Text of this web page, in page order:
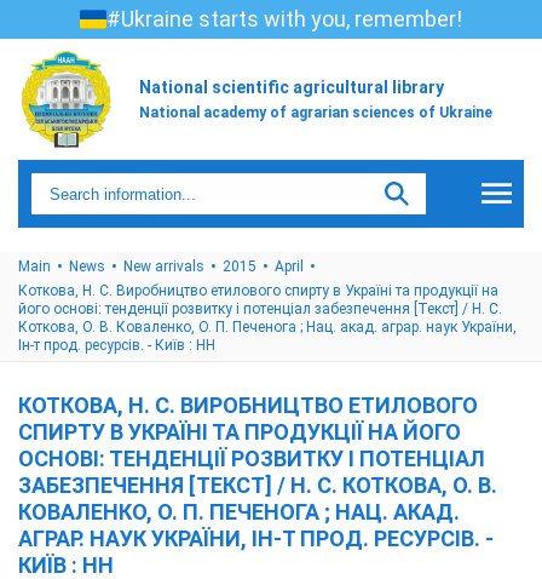
#Ukraine starts with you, remember!
National scientific agricultural library
National academy of agrarian sciences of Ukraine
Main News New arrivals 2015
April
Коткова, Н. С. Виробництво етилового спирту в Україні та продукції на
його основі: тенденції розвитку і потенціал забезпечення [Текст] / Н. С.
Коткова, О. В. Коваленко, О. П. Печенога ; Нац. акад. аграр. наук України,
Ін-т прод. ресурсів. - Київ : НН
КОТКОВА, Н. С. ВИРОБНИЦТВО ЕТИЛОВОГО
СПИРТУ В УКРАЇНІ ТА ПРОДУКЦІЇ НА ЙОГО
ОСНОВІ: ТЕНДЕНЦІЇ РОЗВИТКУ І ПОТЕНЦІАЛ
ЗАБЕЗПЕЧЕННЯ [ТЕКСТ] / Н. С. КОТКОВА, О. В.
КОВАЛЕНКО, О. П. ПЕЧЕНОГА ; НАЦ. АКАД.
АГРАР. НАУК УКРАЇНИ, ІН-Т ПРОД. РЕСУРСІВ. -
КИЇВ : НН